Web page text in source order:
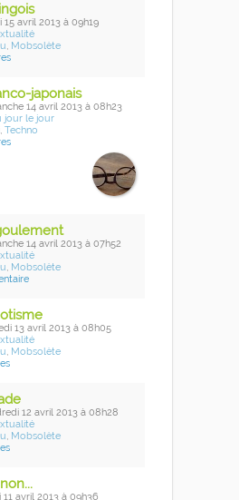
15 avril 2013 à 09h19
, Mobsolète
japonais
14 avril 2013 à 08h23
jour le jour
, Techno
14 avril 2013 à 07h52
, Mobsolète
13 avril 2013 à 08h05
, Mobsolète
12 avril 2013 à 08h28
, Mobsolète
11 avril 2013 à 09h36